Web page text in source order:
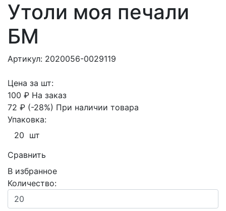
Утоли моя печали
БМ
Артикул: 2020056-0029119
Цена за шт:
100 ₽ На заказ
72 ₽ (-28%) При наличии товара
Упаковка:
20 шт
Сравнить
В избранное
Количество: